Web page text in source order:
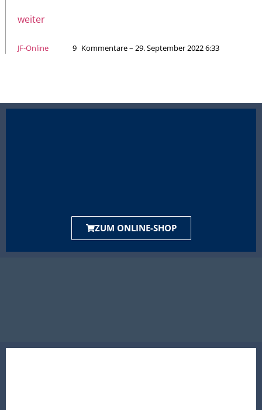
weiter
JF-Online 9 Kommentare – 29. September 2022 6:33
ZUM ONLINE-SHOP